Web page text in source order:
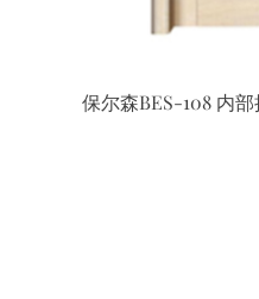
保尔森BES-108 内